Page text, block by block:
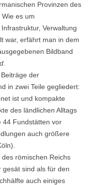
Provinzen des
es um
Verwaltung
war, erfährt man in dem
Bildband
der
in zwei Teile gegliedert:
ist und kompakte
des ländlichen Alltags
44 Fundstätten vor
auch größere
römischen Reichs
gesät sind als für den
auch einiges